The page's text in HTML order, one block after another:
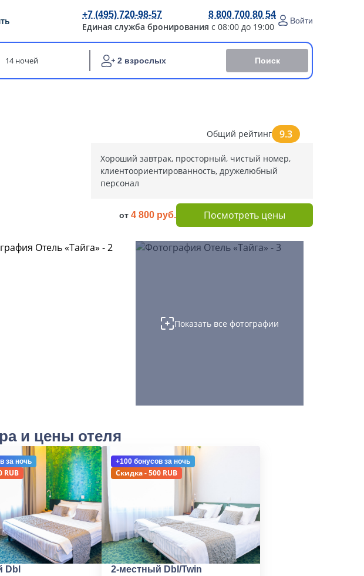
+7 (495) 720-98-57 8 800 700 80 54
Единая служба бронирования с 08:00 до 19:00
Войти
14 ночей 2 взрослых Поиск
Общий рейтинг 9.3
Хороший завтрак, просторный, чистый номер,
клиентоориентированность, дружелюбный
персонал
от 4 800 руб. Посмотреть цены
Показать все фотографии
и цены отеля
за ночь
RUB
Dbl
+100 бонусов за ночь
Скидка - 500 RUB
2-местный Dbl/Twin